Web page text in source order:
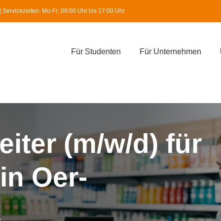
Mo-Fr: 09:00 Uhr bis 17:00 Uhr
Für Studenten Für Unternehmen
(m/w/d) für
Oer-